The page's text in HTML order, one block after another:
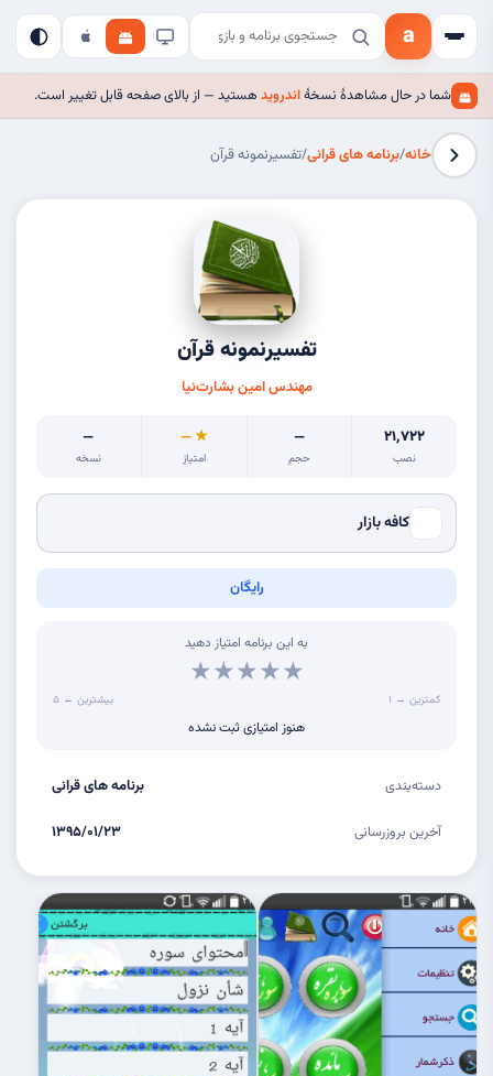
a
شما در حال مشاهدهٔ نسخهٔاندروید هستید — از بالای صفحه قابل تغییر است.
خانه/برنامه های قرانی/تفسیرنمونه قرآن
تفسیرنمونه قرآن
مهندس امین بشارت‌نیا
۲۱٬۷۲۲
نصب
—
حجم
★ —
امتیاز
—
نسخه
کافه بازار
رایگان
به این برنامه امتیاز دهید
★★★★★
۵ ← بیشترین کمترین → ۱
هنوز امتیازی ثبت نشده
دسته‌بندی برنامه های قرانی
آخرین بروزرسانی ۱۳۹۵/۰۱/۲۳